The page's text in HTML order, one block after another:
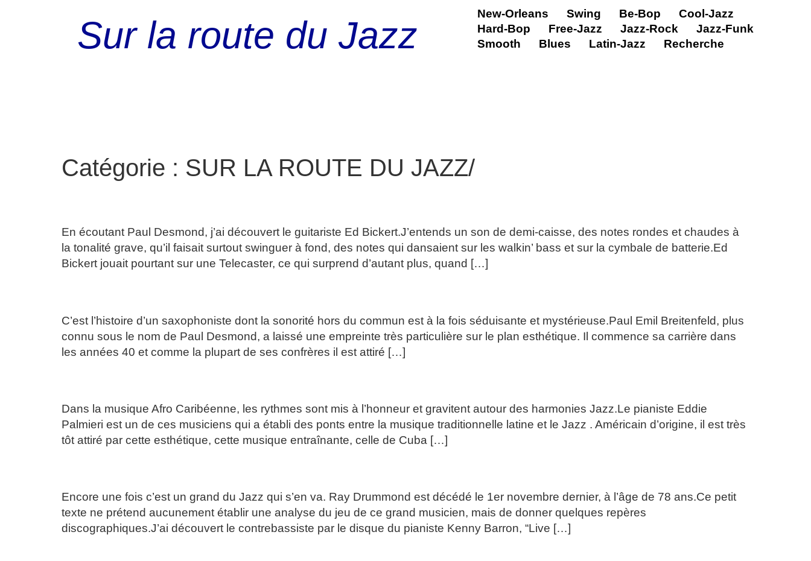
Sur la route du Jazz
New-Orleans Swing Be-Bop
Cool-Jazz
Hard-Bop
Free-Jazz Jazz-Rock
Jazz-Funk
Smooth
Blues Latin-Jazz Recherche
Catégorie : SUR LA ROUTE DU JAZZ/
En écoutant Paul Desmond, j’ai découvert le guitariste Ed Bickert.J’entends un son de demi-caisse, des notes rondes et chaudes à
la tonalité grave, qu’il faisait surtout swinguer à fond, des notes qui dansaient sur les walkin’ bass et sur la cymbale de batterie.Ed
Bickert jouait pourtant sur une Telecaster, ce qui surprend d’autant plus, quand […]
C’est l’histoire d’un saxophoniste dont la sonorité hors du commun est à la fois séduisante et mystérieuse.Paul Emil Breitenfeld, plus
connu sous le nom de Paul Desmond, a laissé une empreinte très particulière sur le plan esthétique. Il commence sa carrière dans
les années 40 et comme la plupart de ses confrères il est attiré […]
Dans la musique Afro Caribéenne, les rythmes sont mis à l’honneur et gravitent autour des harmonies Jazz.Le pianiste Eddie
Palmieri est un de ces musiciens qui a établi des ponts entre la musique traditionnelle latine et le Jazz . Américain d’origine, il est très
tôt attiré par cette esthétique, cette musique entraînante, celle de Cuba […]
Encore une fois c’est un grand du Jazz qui s’en va. Ray Drummond est décédé le 1er novembre dernier, à l’âge de 78 ans.Ce petit
texte ne prétend aucunement établir une analyse du jeu de ce grand musicien, mais de donner quelques repères
discographiques.J’ai découvert le contrebassiste par le disque du pianiste Kenny Barron, “Live […]